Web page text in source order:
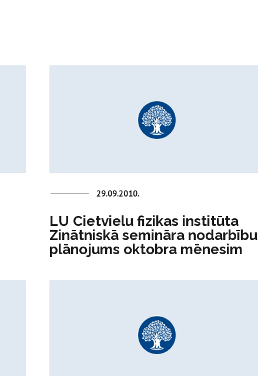
29.09.2010.
LU Cietvielu fizikas institūta
Zinātniskā semināra nodarbību
plānojums oktobra mēnesim